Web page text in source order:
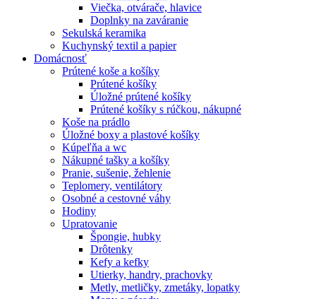
Viečka, otvárače, hlavice
Doplnky na zaváranie
Sekulská keramika
Kuchynský textil a papier
Domácnosť
Prútené koše a košíky
Prútené košíky
Úložné prútené košíky
Prútené košíky s rúčkou, nákupné
Koše na prádlo
Úložné boxy a plastové košíky
Kúpeľňa a wc
Nákupné tašky a košíky
Pranie, sušenie, žehlenie
Teplomery, ventilátory
Osobné a cestovné váhy
Hodiny
Upratovanie
Špongie, hubky
Drôtenky
Kefy a kefky
Utierky, handry, prachovky
Metly, metličky, zmetáky, lopatky